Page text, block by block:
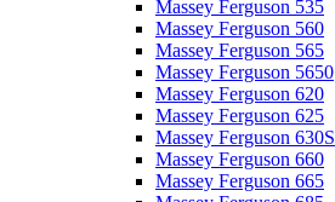
Massey Ferguson 535
Massey Ferguson 560
Massey Ferguson 565
Massey Ferguson 5650
Massey Ferguson 620
Massey Ferguson 625
Massey Ferguson 630S
Massey Ferguson 660
Massey Ferguson 665